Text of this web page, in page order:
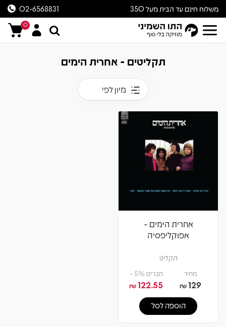
משלוח חינם עד הבית מעל 350
ש״ח
02-6568831
0
תקליטים - אחרית הימים
מיון לפי
אחרית הימים -
אפוקליפסיה
תקליט
מחיר
129
₪
חברים 5% -
122.55
₪
הוספה לסל